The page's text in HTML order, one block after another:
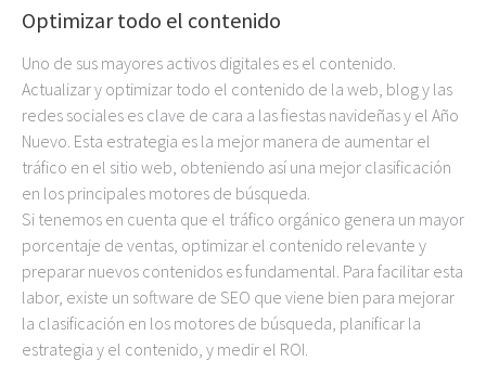
Optimizar todo el contenido
Uno de sus mayores activos digitales es el contenido.
Actualizar y optimizar todo el contenido de la web, blog y las
redes sociales es clave de cara a las fiestas navideñas y el Año
Nuevo. Esta estrategia es la mejor manera de aumentar el
tráfico en el sitio web, obteniendo así una mejor clasificación
en los principales motores de búsqueda.
Si tenemos en cuenta que el tráfico orgánico genera un mayor
porcentaje de ventas, optimizar el contenido relevante y
preparar nuevos contenidos es fundamental. Para facilitar esta
labor, existe un software de SEO que viene bien para mejorar
la clasificación en los motores de búsqueda, planificar la
estrategia y el contenido, y medir el ROI.